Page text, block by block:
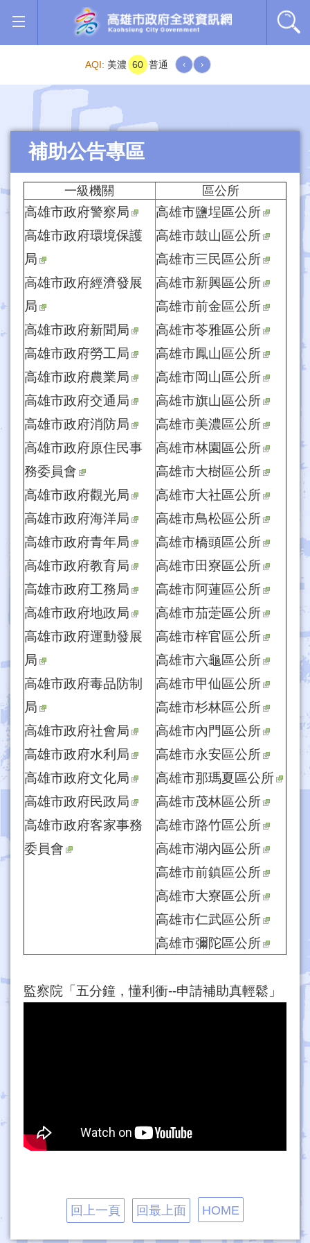
跳到主要內容區塊
AQI: 美濃 60 普通 ‹ ›
補助公告專區
一級機關 區公所
高雄市政府警察局
高雄市政府環境保護
局
高雄市政府經濟發展
局
高雄市政府新聞局
高雄市政府勞工局
高雄市政府農業局
高雄市政府交通局
高雄市政府消防局
高雄市政府原住民事
務委員會
高雄市政府觀光局
高雄市政府海洋局
高雄市政府青年局
高雄市政府教育局
高雄市政府工務局
高雄市政府地政局
高雄市政府運動發展
局
高雄市政府毒品防制
局
高雄市政府社會局
高雄市政府水利局
高雄市政府文化局
高雄市政府民政局
高雄市政府客家事務
委員會
高雄市鹽埕區公所
高雄市鼓山區公所
高雄市三民區公所
高雄市新興區公所
高雄市前金區公所
高雄市苓雅區公所
高雄市鳳山區公所
高雄市岡山區公所
高雄市旗山區公所
高雄市美濃區公所
高雄市林園區公所
高雄市大樹區公所
高雄市大社區公所
高雄市鳥松區公所
高雄市橋頭區公所
高雄市田寮區公所
高雄市阿蓮區公所
高雄市茄萣區公所
高雄市梓官區公所
高雄市六龜區公所
高雄市甲仙區公所
高雄市杉林區公所
高雄市內門區公所
高雄市永安區公所
高雄市那瑪夏區公所
高雄市茂林區公所
高雄市路竹區公所
高雄市湖內區公所
高雄市前鎮區公所
高雄市大寮區公所
高雄市仁武區公所
高雄市彌陀區公所
監察院「五分鐘，懂利衝--申請補助真輕鬆」
回上一頁 回最上面 HOME